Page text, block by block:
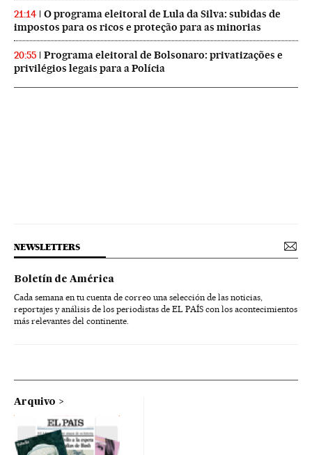
21:14
O programa eleitoral de Lula da Silva: subidas de
impostos para os ricos e proteção para as minorias
20:55
Programa eleitoral de Bolsonaro: privatizações e
privilégios legais para a Polícia
NEWSLETTERS
Boletín de América
Cada semana en tu cuenta de correo una selección de las noticias,
reportajes y análisis de los periodistas de EL PAÍS con los acontecimientos
más relevantes del continente.
Arquivo